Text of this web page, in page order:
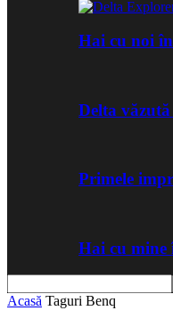
Hai cu noi
Delta
Primele
Hai cu
Acasă Taguri Benq